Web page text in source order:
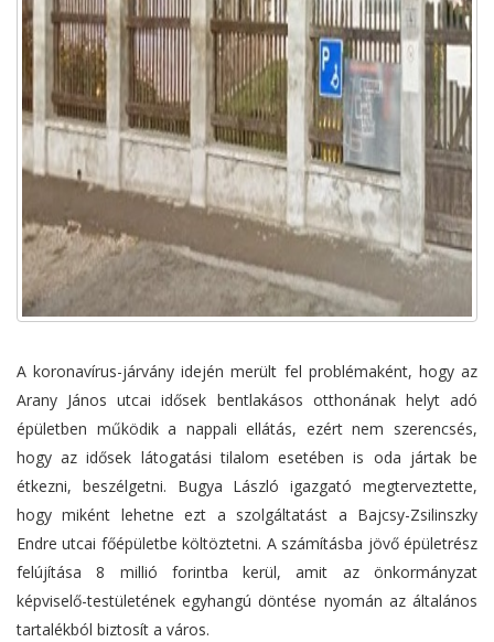
A koronavírus-járvány idején merült fel problémaként, hogy az
Arany János utcai idősek bentlakásos otthonának helyt adó
épületben működik a nappali ellátás, ezért nem szerencsés,
hogy az idősek látogatási tilalom esetében is oda jártak be
étkezni, beszélgetni. Bugya László igazgató megterveztette,
hogy miként lehetne ezt a szolgáltatást a Bajcsy-Zsilinszky
Endre utcai főépületbe költöztetni. A számításba jövő épületrész
felújítása 8 millió forintba kerül, amit az önkormányzat
képviselő-testületének egyhangú döntése nyomán az általános
tartalékból biztosít a város.